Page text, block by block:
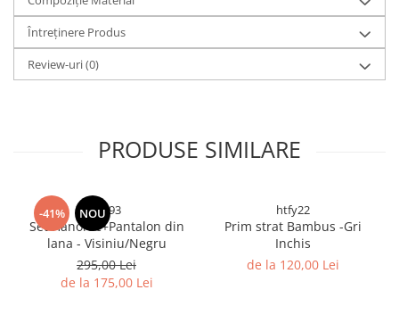
Întreținere Produs
Review-uri(0)
PRODUSE SIMILARE
-41% NOUsjl893
Set Hanorac+Pantalon din
lana - Visiniu/Negru
295,00 Lei
de la 175,00 Lei
htfy22
Prim strat Bambus -Gri
Inchis
de la 120,00 Lei